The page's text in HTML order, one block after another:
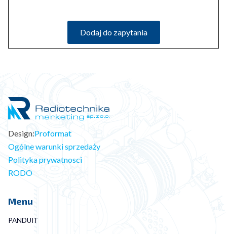
Dodaj do zapytania
Design:Proformat
Ogólne warunki sprzedaży
Polityka prywatnosci
RODO
Menu
PANDUIT